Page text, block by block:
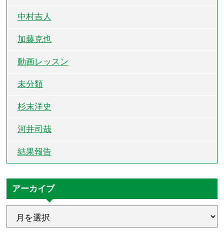
中村吉人
加藤克也
動画レッスン
未分類
杉末洋史
河井司哉
結果報告
アーカイブ